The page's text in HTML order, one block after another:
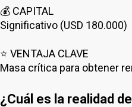
💰 CAPITAL
Significativo (USD 180.000)
⭐ VENTAJA CLAVE
Masa crítica para obtener
¿Cuál es la realidad